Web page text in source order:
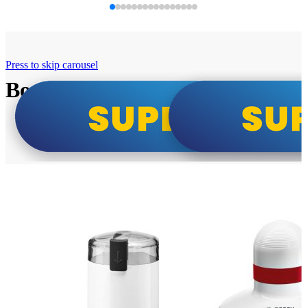
Bosch super cene
Press to skip carousel